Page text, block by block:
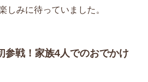
しみに待っていました。
参戦！家族4人でのおでかけ